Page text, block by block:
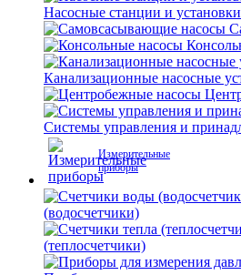
Насосные станции и
Канализационные насосные
Системы управления и
Измерительные
приборы
(водосчетчики)
(теплосчетчики)